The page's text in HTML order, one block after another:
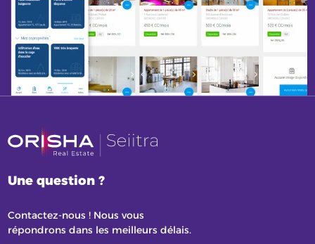
Une question ?
Contactez-nous ! Nous vous
répondrons dans les meilleurs délais.